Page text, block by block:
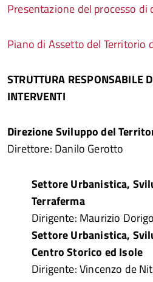
Presentazione del processo
Piano di Assetto del Territorio
STRUTTURA RESPONSABILE
INTERVENTI
Direzione Sviluppo del
Direttore: Danilo Gerotto
Settore Urbanistica,
Terraferma
Dirigente: Maurizio Dorigo
Settore Urbanistica,
Centro Storico ed Isole
Dirigente: Vincenzo de